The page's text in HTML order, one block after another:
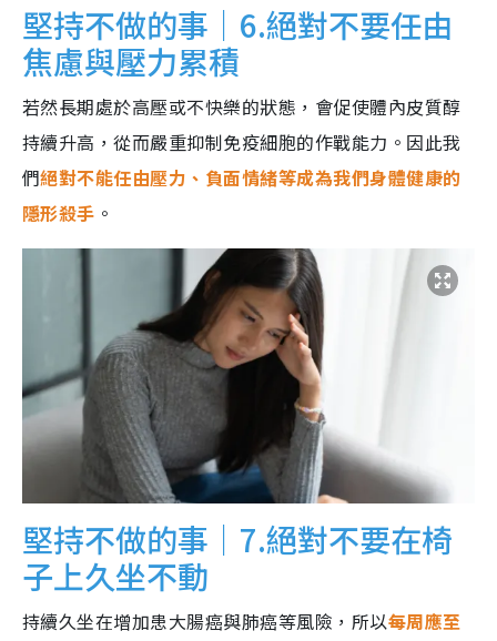
堅持不做的事｜6.絕對不要任由
焦慮與壓力累積
若然長期處於高壓或不快樂的狀態，會促使體內皮質醇
持續升高，從而嚴重抑制免疫細胞的作戰能力。因此我
們絕對不能任由壓力、負面情緒等成為我們身體健康的
隱形殺手 。
堅持不做的事｜7.絕對不要在椅
子上久坐不動
持續久坐在增加患大腸癌與肺癌等風險，所以每周應至